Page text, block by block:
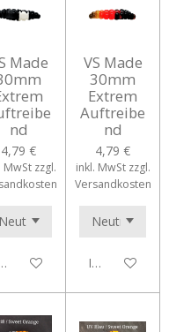
Made
nd
4,79 €
MwSt zzgl.
den Warenkorb
VS Made
30mm
Extrem
Auftreibe
nd
4,79 €
inkl. MwSt zzgl.
Versandkosten
In den